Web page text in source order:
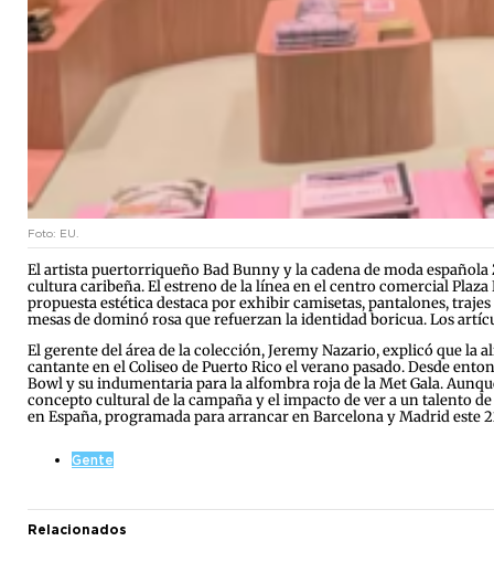
Foto: EU.
El artista puertorriqueño Bad Bunny y la cadena de moda
cultura caribeña. El estreno de la línea en el centro comercial
propuesta estética destaca por exhibir camisetas, pantalones,
mesas de dominó rosa que refuerzan la identidad boricua. Los
El gerente del área de la colección, Jeremy Nazario, explicó que la
cantante en el Coliseo de Puerto Rico el verano pasado. Desde
Bowl y su indumentaria para la alfombra roja de la Met Gala.
concepto cultural de la campaña y el impacto de ver a un talento
en España, programada para arrancar en Barcelona y Madrid este
Gente
Relacionados